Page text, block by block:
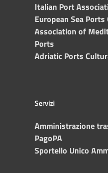
Italian Port
European Sea
Association of
Ports
Adriatic Ports
Servizi
Amministrazione
PagoPA
Sportello Unico